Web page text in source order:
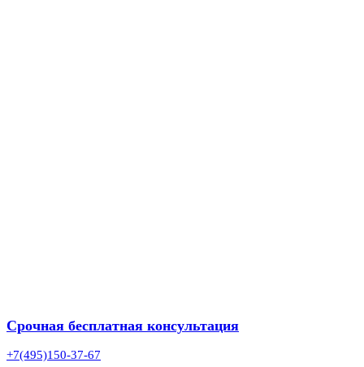
Срочная бесплатная консультация
+7(495)150-37-67